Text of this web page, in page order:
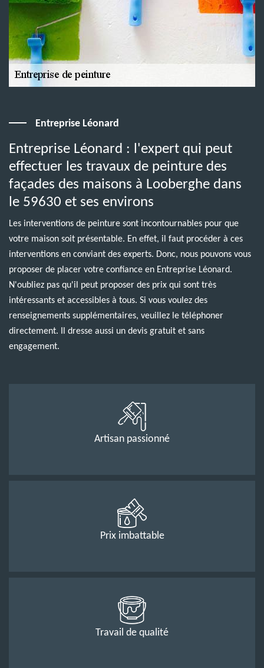
Entreprise Léonard
Entreprise Léonard : l'expert qui peut
effectuer les travaux de peinture des
façades des maisons à Looberghe dans
le 59630 et ses environs
Les interventions de peinture sont incontournables pour que
votre maison soit présentable. En effet, il faut procéder à ces
interventions en conviant des experts. Donc, nous pouvons vous
proposer de placer votre confiance en Entreprise Léonard.
N'oubliez pas qu'il peut proposer des prix qui sont très
intéressants et accessibles à tous. Si vous voulez des
renseignements supplémentaires, veuillez le téléphoner
directement. Il dresse aussi un devis gratuit et sans
engagement.
Artisan passionné
Prix imbattable
Travail de qualité